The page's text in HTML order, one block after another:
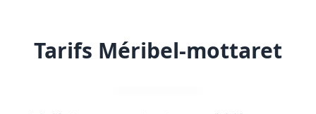
Tarifs Méribel-mottaret